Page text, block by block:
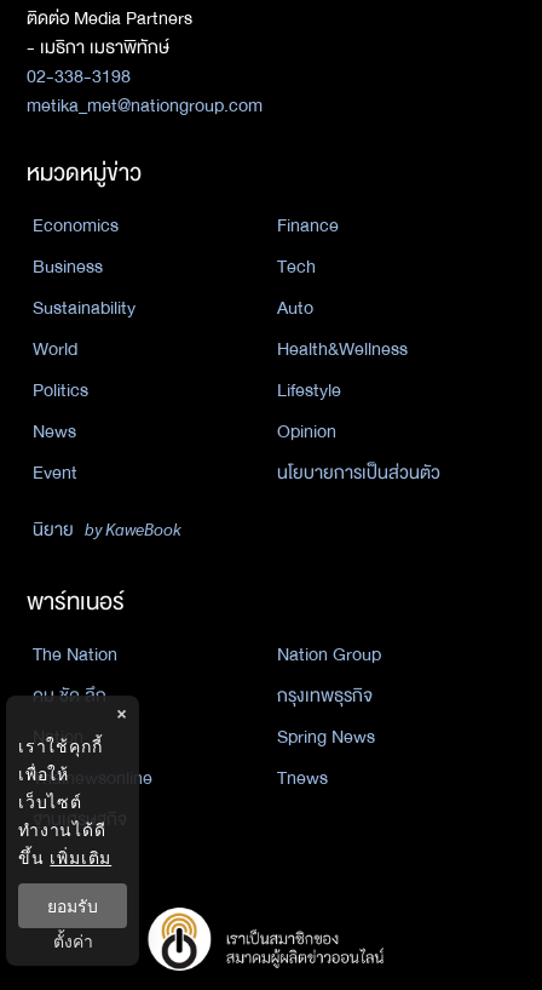
ติดต่อ Media Partners
- เมธิกา เมธาพิทักษ์
02-338-3198
metika_met@nationgroup.com
หมวดหมู่ข่าว
Economics
Finance
Business
Tech
Sustainability
Auto
World
Health&Wellness
Politics
Lifestyle
News
Opinion
Event
นโยบายการเป็นส่วนตัว
นิยาย by KaweBook
พาร์ทเนอร์
The Nation
Nation Group
คม ชัด ลึก
กรุงเทพธุรกิจ
Nation
Spring News
Thainewsonline
Tnews
ฐานเศรษฐกิจ
×
เราใช้คุกกี้
เพื่อให้
เว็บไซต์
ทำงานได้ดี
ขึ้น เพิ่มเติม
ยอมรับ
ตั้งค่า